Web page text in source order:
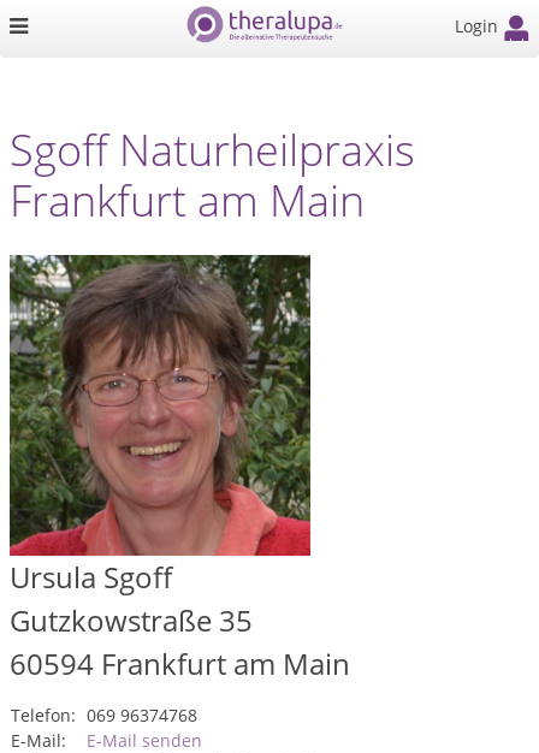
Login
Sgoff Naturheilpraxis
Frankfurt am Main
Ursula Sgoff
Gutzkowstraße 35
60594 Frankfurt am Main
Telefon: 069 96374768
E-Mail:
E-Mail senden